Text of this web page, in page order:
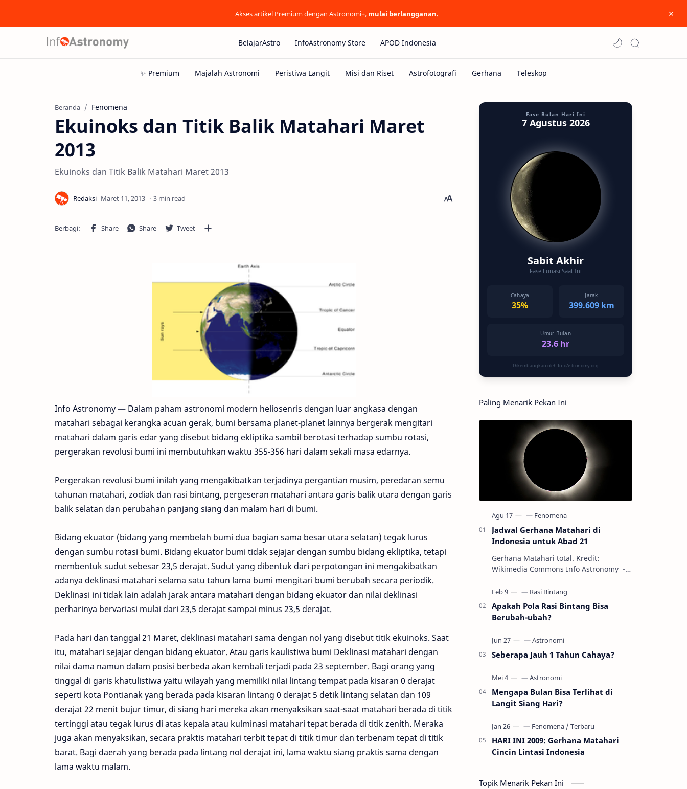
Akses artikel Premium dengan Astronomi+, mulai berlangganan.
BelajarAstro InfoAstronomy Store APOD Indonesia
Beranda Fenomena
Ekuinoks dan Titik Balik Matahari Maret
2013
Ekuinoks dan Titik Balik Matahari Maret 2013
3 min read
Info Astronomy — Dalam paham astronomi modern heliosenris dengan luar angkasa dengan
matahari sebagai kerangka acuan gerak, bumi bersama planet-planet lainnya bergerak mengitari
matahari dalam garis edar yang disebut bidang ekliptika sambil berotasi terhadap sumbu rotasi,
pergerakan revolusi bumi ini membutuhkan waktu 355-356 hari dalam sekali masa edarnya.
Pergerakan revolusi bumi inilah yang mengakibatkan terjadinya pergantian musim, peredaran semu
tahunan matahari, zodiak dan rasi bintang, pergeseran matahari antara garis balik utara dengan garis
balik selatan dan perubahan panjang siang dan malam hari di bumi.
Bidang ekuator (bidang yang membelah bumi dua bagian sama besar utara selatan) tegak lurus
dengan sumbu rotasi bumi. Bidang ekuator bumi tidak sejajar dengan sumbu bidang ekliptika, tetapi
membentuk sudut sebesar 23,5 derajat. Sudut yang dibentuk dari perpotongan ini mengakibatkan
adanya deklinasi matahari selama satu tahun lama bumi mengitari bumi berubah secara periodik.
Deklinasi ini tidak lain adalah jarak antara matahari dengan bidang ekuator dan nilai deklinasi
perharinya bervariasi mulai dari 23,5 derajat sampai minus 23,5 derajat.
Pada hari dan tanggal 21 Maret, deklinasi matahari sama dengan nol yang disebut titik ekuinoks. Saat
itu, matahari sejajar dengan bidang ekuator. Atau garis kaulistiwa bumi Deklinasi matahari dengan
nilai dama namun dalam posisi berbeda akan kembali terjadi pada 23 september. Bagi orang yang
tinggal di garis khatulistiwa yaitu wilayah yang memiliki nilai lintang tempat pada kisaran 0 derajat
seperti kota Pontianak yang berada pada kisaran lintang 0 derajat 5 detik lintang selatan dan 109
derajat 22 menit bujur timur, di siang hari mereka akan menyaksikan saat-saat matahari berada di titik
tertinggi atau tegak lurus di atas kepala atau kulminasi matahari tepat berada di titik zenith. Meraka
juga akan menyaksikan, secara praktis matahari terbit tepat di titik timur dan terbenam tepat di titik
barat. Bagi daerah yang berada pada lintang nol derajat ini, lama waktu siang praktis sama dengan
lama waktu malam.
Fase Bulan Hari Ini
7 Agustus 2026
Sabit Akhir
Fase Lunasi Saat Ini
Cahaya
35%
Jarak
399.609 km
Umur Bulan
23.6 hr
Dikembangkan oleh InfoAstronomy.org
Paling Menarik Pekan Ini
Jadwal Gerhana Matahari di
Indonesia untuk Abad 21
Gerhana Matahari total. Kredit:
Wikimedia Commons Info Astronomy -
gerhana Matahari akan terjadi sebanyak
22…
Apakah Pola Rasi Bintang Bisa
Berubah-ubah?
Seberapa Jauh 1 Tahun Cahaya?
Mengapa Bulan Bisa Terlihat di
Langit Siang Hari?
HARI INI 2009: Gerhana Matahari
Cincin Lintasi Indonesia
Topik Menarik Pekan Ini